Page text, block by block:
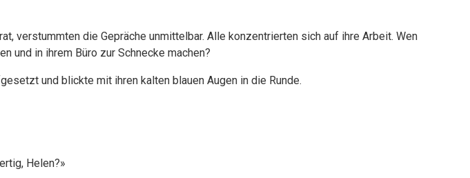
verstummten die Gepräche unmittelbar. Alle konzentrierten sich auf ihre Arbeit. Wen
und in ihrem Büro zur Schnecke machen?
und blickte mit ihren kalten blauen Augen in die Runde.
Helen?»